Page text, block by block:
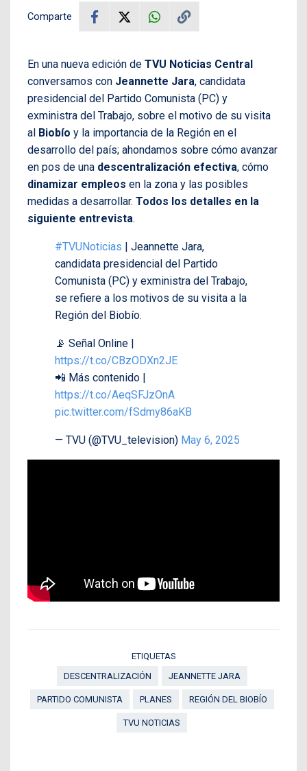
Comparte
En una nueva edición de TVU Noticias Central
conversamos con Jeannette Jara, candidata
presidencial del Partido Comunista (PC) y
exministra del Trabajo, sobre el motivo de su visita
al Biobío y la importancia de la Región en el
desarrollo del país; ahondamos sobre cómo avanzar
en pos de una descentralización efectiva, cómo
dinamizar empleos en la zona y las posibles
medidas a desarrollar. Todos los detalles en la
siguiente entrevista.
#TVUNoticias | Jeannette Jara,
candidata presidencial del Partido
Comunista (PC) y exministra del Trabajo,
se refiere a los motivos de su visita a la
Región del Biobío.
📡 Señal Online |
https://t.co/CBzODXn2JE
📲 Más contenido |
https://t.co/AeqSFJzOnA
pic.twitter.com/fSdmy86aKB
— TVU (@TVU_television) May 6, 2025
ETIQUETAS
DESCENTRALIZACIÓN
JEANNETTE JARA
PARTIDO COMUNISTA PLANES REGIÓN DEL BIOBÍO
TVU NOTICIAS